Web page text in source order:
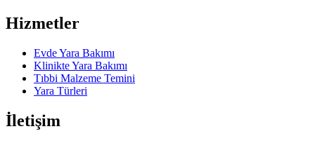
Hizmetler
Evde Yara Bakımı
Klinikte Yara Bakımı
Tıbbi Malzeme Temini
Yara Türleri
İletişim